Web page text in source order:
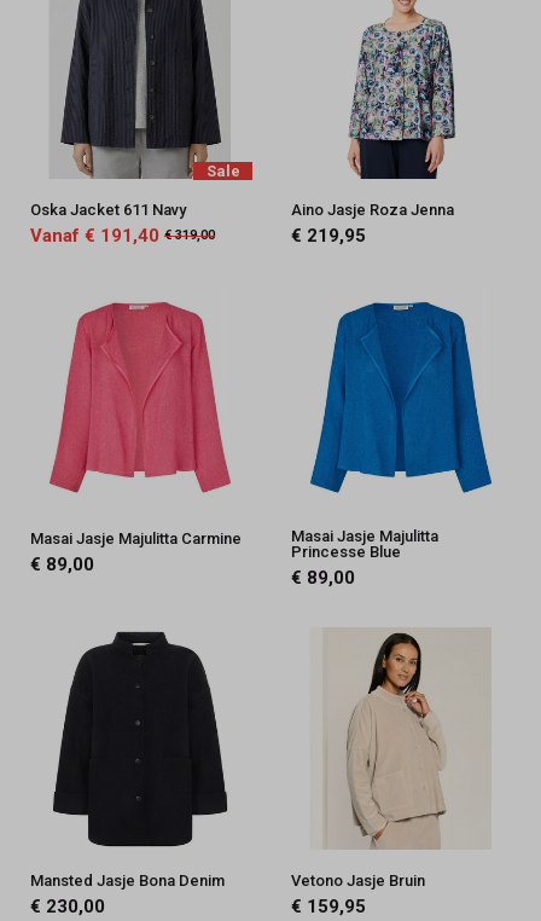
Sale
Oska Jacket 611 Navy
Vanaf € 191,40 € 319,00
Aino Jasje Roza Jenna
€ 219,95
Masai Jasje Majulitta Carmine
€ 89,00
Masai Jasje Majulitta
Princesse Blue
€ 89,00
Mansted Jasje Bona Denim
€ 230,00
Vetono Jasje Bruin
€ 159,95